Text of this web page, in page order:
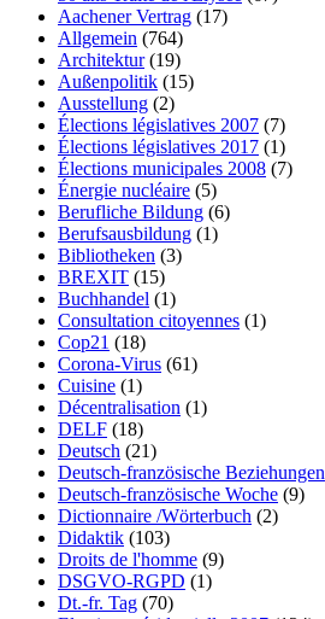
Aachener Vertrag (17)
Allgemein (764)
Architektur(19)
Außenpolitik (15)
Ausstellung (2)
Élections législatives 2007 (7)
Élections législatives 2017 (1)
Élections municipales 2008 (7)
Énergie nucléaire (5)
Berufliche Bildung (6)
Berufsausbildung (1)
Bibliotheken (3)
BREXIT (15)
Buchhandel (1)
Consultation citoyennes (1)
Cop21 (18)
Corona-Virus (61)
Cuisine (1)
Décentralisation (1)
DELF (18)
Deutsch (21)
Deutsch-französische Beziehungen
Deutsch-französische Woche (9)
Dictionnaire /Wörterbuch (2)
Didaktik (103)
Droits de l'homme (9)
DSGVO-RGPD (1)
Dt.-fr. Tag (70)